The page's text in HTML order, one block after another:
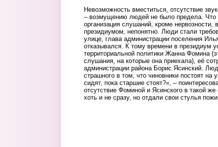
Невозможность вместиться, отсутствие
– возмущению людей не было предела. Что
организация слушаний, кроме нервозности,
президиумом, непонятно. Люди стали
улице, глава администрации поселения
отказывался. К тому времени в президиум
территориальной политики Жанна Фомина
слушания, на которые она приехала), её
администрации района Борис Ясинский.
страшного в том, что чиновники постоят на
сидят, пока старшие стоят?», –
отсутствие Фоминой и Ясинского в такой
хоть и не сразу, но отдали свои стулья